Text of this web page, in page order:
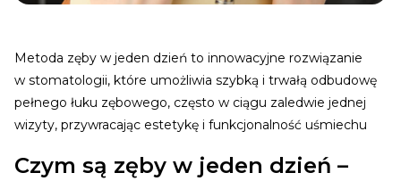
Metoda zęby w jeden dzień to innowacyjne rozwiązanie
w stomatologii, które umożliwia szybką i trwałą odbudowę
pełnego łuku zębowego, często w ciągu zaledwie jednej
wizyty, przywracając estetykę i funkcjonalność uśmiechu
Czym są zęby w jeden dzień –